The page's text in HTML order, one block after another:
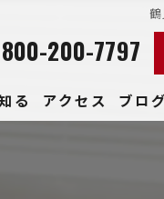
200-7797
る アクセス ブログ